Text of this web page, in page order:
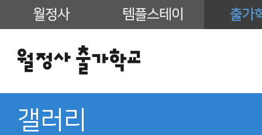
월정사 템플스테이 출가
갤러리